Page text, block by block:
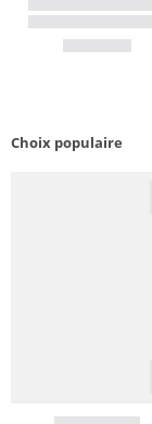
Choix populaire